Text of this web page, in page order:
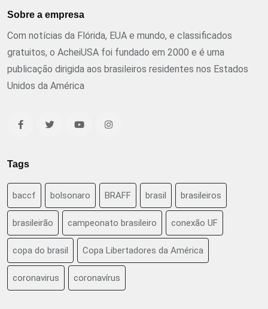
Sobre a empresa
Com notícias da Flórida, EUA e mundo, e classificados
gratuitos, o AcheiUSA foi fundado em 2000 e é uma
publicação dirigida aos brasileiros residentes nos Estados
Unidos da América
Tags
baccf bolsonaro BRAFF brasil brasileiros
brasileirão campeonato brasileiro conexão UF
copa do brasil Copa Libertadores da América
coronavirus coronavírus